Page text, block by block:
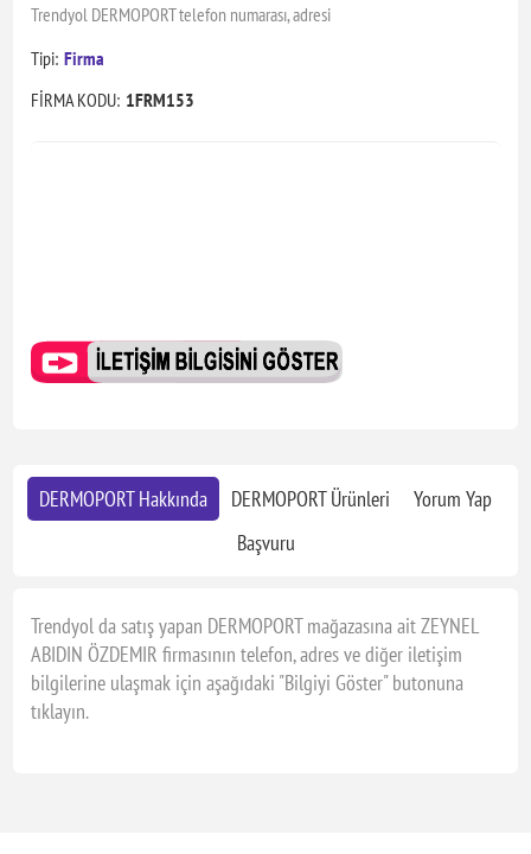
Trendyol DERMOPORT telefon numarası, adresi
Tipi: Firma
FİRMA KODU: 1FRM153
DERMOPORT Hakkında DERMOPORT Ürünleri
Yorum Yap
Başvuru
Trendyol da satış yapan DERMOPORT mağazasına ait ZEYNEL
ABIDIN ÖZDEMIR firmasının telefon, adres ve diğer iletişim
bilgilerine ulaşmak için aşağıdaki "Bilgiyi Göster" butonuna
tıklayın.